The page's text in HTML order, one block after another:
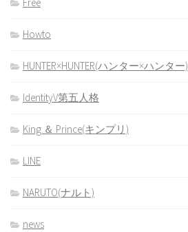
Howto
HUNTER×HUNTER(ハンター×ハンター)
IdentityV第五人格
King ＆ Prince(キンプリ)
LINE
NARUTO(ナルト)
news